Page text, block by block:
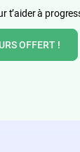
t’aider à
OFFERT !